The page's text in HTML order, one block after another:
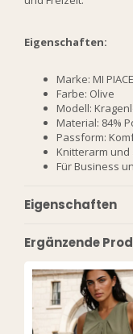
Eigenschaften:
Marke: MI PIACE
Farbe: Olive
Modell:
Material: 84%
Passform:
Knitterarm
Für Business
Eigenschaften
Ergänzende